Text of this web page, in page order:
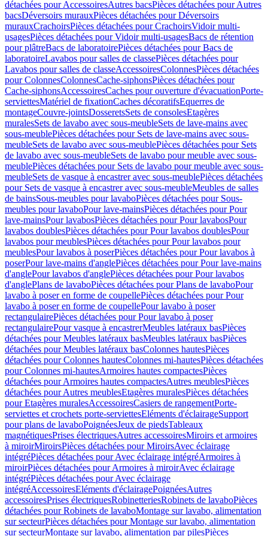
détachées pour AccessoiresAutres bacsPièces détachées pour Autres
bacsDéversoirs murauxPièces détachées pour Déversoirs
murauxCrachoirsPièces détachées pour CrachoirsVidoir multi-
usagesPièces détachées pour Vidoir multi-usagesBacs de rétention
pour plâtreBacs de laboratoirePièces détachées pour Bacs de
laboratoireLavabos pour salles de classePièces détachées pour
Lavabos pour salles de classeAccessoiresColonnesPièces détachées
pour ColonnesColonnesCache-siphonsPièces détachées pour
Cache-siphonsAccessoiresCaches pour ouverture d'évacuationPorte-
serviettesMatériel de fixationCaches décoratifsEquerres de
montageCouvre-jointsDosseretsSets de consolesEtagères
muralesSets de lavabo avec sous-meubleSets de lave-mains avec
sous-meublePièces détachées pour Sets de lave-mains avec sous-
meubleSets de lavabo avec sous-meublePièces détachées pour Sets
de lavabo avec sous-meubleSets de lavabo pour meuble avec sous-
meublePièces détachées pour Sets de lavabo pour meuble avec sous-
meubleSets de vasque à encastrer avec sous-meublePièces détachées
pour Sets de vasque à encastrer avec sous-meubleMeubles de salles
de bainsSous-meubles pour lavaboPièces détachées pour Sous-
meubles pour lavaboPour lave-mainsPièces détachées pour Pour
lave-mainsPour lavabosPièces détachées pour Pour lavabosPour
lavabos doublesPièces détachées pour Pour lavabos doublesPour
lavabos pour meublesPièces détachées pour Pour lavabos pour
meublesPour lavabos à poserPièces détachées pour Pour lavabos à
poserPour lave-mains d'anglePièces détachées pour Pour lave-mains
d'anglePour lavabos d'anglePièces détachées pour Pour lavabos
d'anglePlans de lavaboPièces détachées pour Plans de lavaboPour
lavabo à poser en forme de coupellePièces détachées pour Pour
lavabo à poser en forme de coupellePour lavabo à poser
rectangulairePièces détachées pour Pour lavabo à poser
rectangulairePour vasque à encastrerMeubles latéraux basPièces
détachées pour Meubles latéraux basMeubles latéraux basPièces
détachées pour Meubles latéraux basColonnes hautesPièces
détachées pour Colonnes hautesColonnes mi-hautesPièces détachées
pour Colonnes mi-hautesArmoires hautes compactesPièces
détachées pour Armoires hautes compactesAutres meublesPièces
détachées pour Autres meublesEtagères muralesPièces détachées
pour Etagères muralesAccessoiresCasiers de rangementPorte-
serviettes et crochets porte-serviettesEléments d'éclairageSupport
pour plans de lavaboPoignéesJeux de piedsTableaux
magnétiquesPrises électriquesAutres accessoiresMiroirs et armoires
à miroirMiroirsPièces détachées pour MiroirsAvec éclairage
intégréPièces détachées pour Avec éclairage intégréArmoires à
miroirPièces détachées pour Armoires à miroirAvec éclairage
intégréPièces détachées pour Avec éclairage
intégréAccessoiresEléments d'éclairagePoignéesAutres
accessoiresPrises électriquesRobinetteriesRobinets de lavaboPièces
détachées pour Robinets de lavaboMontage sur lavabo, alimentation
sur secteurPièces détachées pour Montage sur lavabo, alimentation
sur secteurMontage sur lavabo, alimentation par pilesPièces